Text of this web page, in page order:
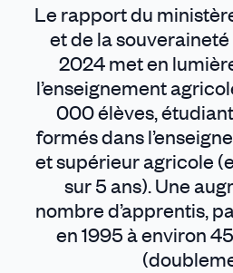
Le rapport du
et de la
2024 met en
l’enseignement
000 élèves,
formés dans
et supérieur agricole
sur 5 ans). Une
nombre d’apprentis,
en 1995 à environ